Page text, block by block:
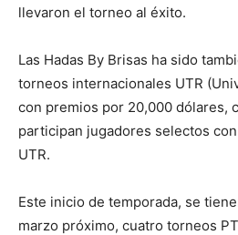
llevaron el torneo al éxito.
Las Hadas By Brisas ha sido
torneos internacionales UTR
con premios por 20,000 dólares,
participan jugadores selectos
UTR.
Este inicio de temporada, se
marzo próximo, cuatro torneos